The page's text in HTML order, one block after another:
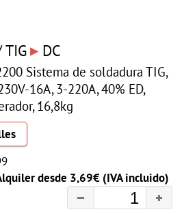
TIG▸ DC
Sistema de soldadura TIG,
16A, 3-220A, 40% ED,
16,8kg
desde 3,69€ (IVA incluido)